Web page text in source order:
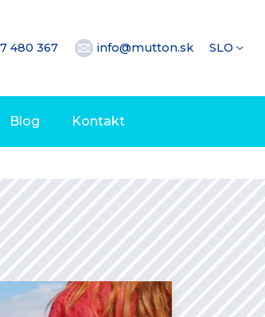
480 367 info@mutton.sk SLO
Blog Kontakt